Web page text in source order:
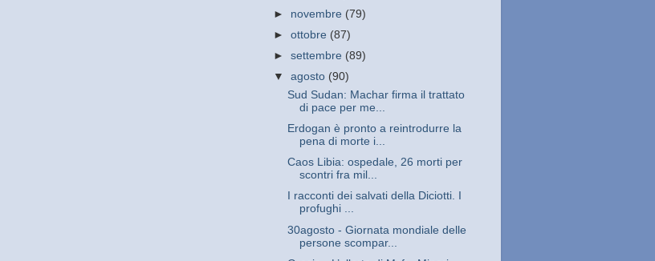
► novembre (79)
►ottobre (87)
►settembre (89)
▼agosto (90)
Sud Sudan: Machar firma il trattato
di pace per me...
Erdogan è pronto a reintrodurre la
pena di morte i...
Caos Libia: ospedale, 26 morti per
scontri fra mil...
I racconti dei salvati della Diciotti. I
profughi ...
30agosto - Giornata mondiale delle
persone scompar...